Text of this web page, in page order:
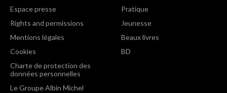
Espace presse
Rights and permissions
Mentions légales
Cookies
Charte de protection des
données personnelles
Le Groupe Albin Michel
Pratique
Jeunesse
Beaux livres
BD